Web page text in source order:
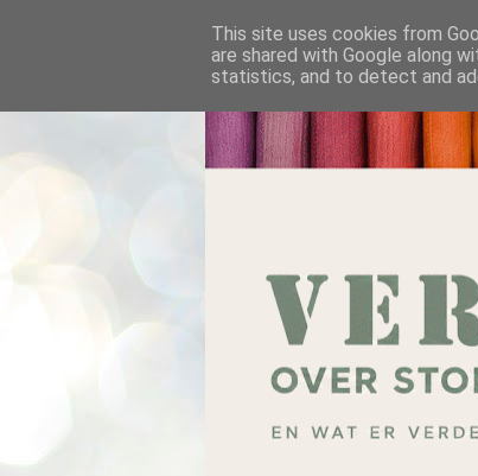
This site uses cookies from
are shared with Google along
statistics, and to detect and